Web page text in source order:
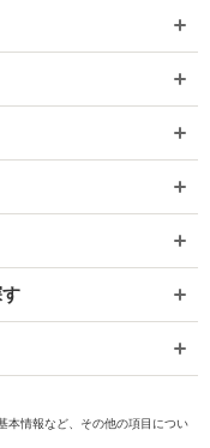
本情報など、その他の項目につい